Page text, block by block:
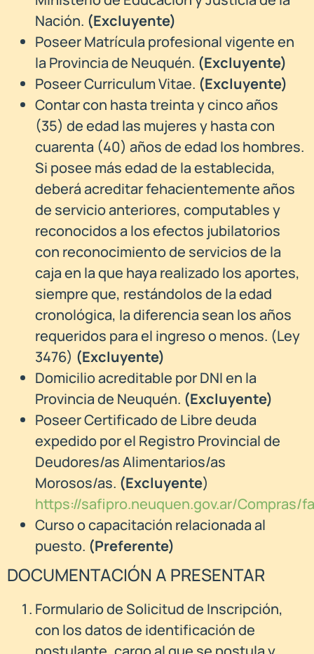
Nación. (Excluyente)
Poseer Matrícula profesional vigente en
la Provincia de Neuquén. (Excluyente)
Poseer Curriculum Vitae. (Excluyente)
Contar con hasta treinta y cinco años
(35) de edad las mujeres y hasta con
cuarenta (40) años de edad los hombres.
Si posee más edad de la establecida,
deberá acreditar fehacientemente años
de servicio anteriores, computables y
reconocidos a los efectos jubilatorios
con reconocimiento de servicios de la
caja en la que haya realizado los aportes,
siempre que, restándolos de la edad
cronológica, la diferencia sean los años
requeridos para el ingreso o menos. (Ley
3476) (Excluyente)
Domicilio acreditable por DNI en la
Provincia de Neuquén. (Excluyente)
Poseer Certificado de Libre deuda
expedido por el Registro Provincial de
Deudores/as Alimentarios/as
Morosos/as. (Excluyente)
https://safipro.neuquen.gov.ar/
Curso o capacitación relacionada al
puesto. (Preferente)
DOCUMENTACIÓN A PRESENTAR
Formulario de Solicitud de Inscripción,
con los datos de identificación de